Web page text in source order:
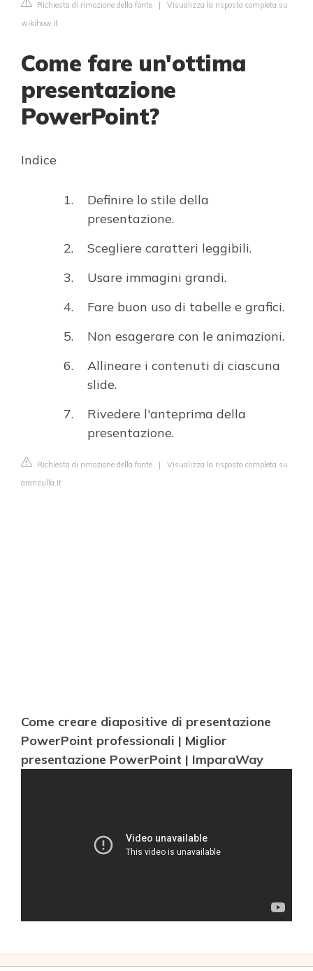
Richiesta di rimozione della fonte | Visualizza la risposta completa su
wikihow.it
Come fare un'ottima
presentazione
PowerPoint?
Indice
Definire lo stile della
presentazione.
Scegliere caratteri leggibili.
Usare immagini grandi.
Fare buon uso di tabelle e grafici.
Non esagerare con le animazioni.
Allineare i contenuti di ciascuna
slide.
Rivedere l'anteprima della
presentazione.
Richiesta di rimozione della fonte | Visualizza la risposta completa su
aranzulla.it
Come creare diapositive di presentazione
PowerPoint professionali | Miglior
presentazione PowerPoint | ImparaWay